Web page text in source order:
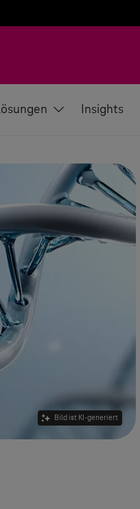
Insights
Bild ist KI-generiert